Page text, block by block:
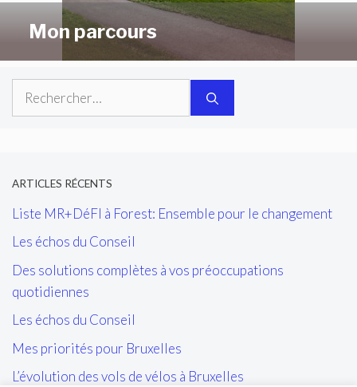
Mon parcours
Rechercher :
ARTICLES RÉCENTS
Liste MR+DéFI à Forest: Ensemble pour le changement
Les échos du Conseil
Des solutions complètes à vos préoccupations
quotidiennes
Les échos du Conseil
Mes priorités pour Bruxelles
L’évolution des vols de vélos à Bruxelles